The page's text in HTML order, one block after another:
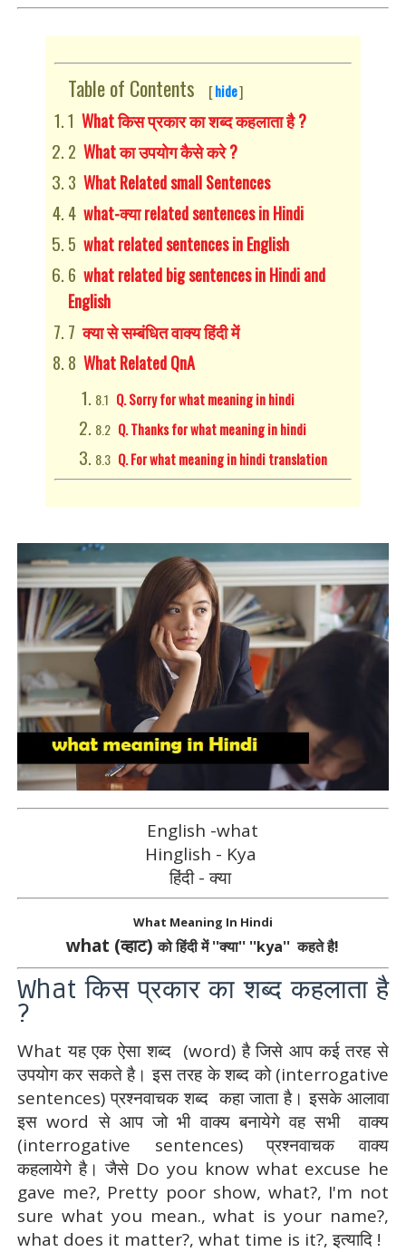
Table of Contents [hide]
What किस प्रकार का शब्द कहलाता है ?
What का उपयोग कैसे करे ?
What Related small Sentences
what-क्या related sentences in Hindi
what related sentences in English
what related big sentences in Hindi and
English
क्या से सम्बंधित वाक्य हिंदी में
What Related QnA
Q. Sorry for what meaning in hindi
Q. Thanks for what meaning in hindi
Q. For what meaning in hindi translation
English -what
Hinglish - Kya
हिंदी - क्या
What Meaning In Hindi
what (व्हाट)को हिंदी में ''क्या'' ''kya'' कहते है!
What किस प्रकार का शब्द कहलाता है
?
What यह एक ऐसा शब्द (word) है जिसे आप कई तरह से
उपयोग कर सकते है। इस तरह के शब्द को (interrogative
sentences) प्रश्नवाचक शब्द कहा जाता है। इसके आलावा
इस word से आप जो भी वाक्य बनायेगे वह सभी वाक्य
(interrogative sentences) प्रश्नवाचक वाक्य
कहलायेगे है। जैसे Do you know what excuse he
gave me?, Pretty poor show, what?, I'm not
sure what you mean., what is your name?,
what does it matter?, what time is it?, इत्यादि !